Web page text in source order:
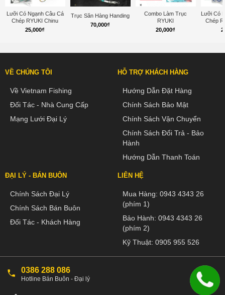
Lưỡi Có Ngạnh Câu Cá
Chép RYUKI Chinu
25,000₫
Trục Săn Hàng Handing
70,000₫
Combo Làm Trục
RYUKI
20,000₫
Lưỡi Có
Chép
VỀ CHÚNG TÔI
Về Vietnam Fishing
Đối Tác - Nhà Cung Cấp
Mạng Lưới Đại Lý
HỖ TRỢ KHÁCH HÀNG
Hướng Dẫn Đặt Hàng
Chính Sách Bảo Mật
Chính Sách Vận Chuyển
Chính Sách Đổi Trả - Bảo
Hành
Hướng Dẫn Thanh Toán
ĐẠI LÝ - BÁN BUÔN
Chính Sách Đại Lý
Chính Sách Bán Buôn
Đối Tác - Khách Hàng
LIÊN HỆ
Mua Hàng: 0943 4343 26
(phím 1)
Bảo Hành: 0943 4343 26
(phím 2)
Kỹ Thuật: 0905 955 526
0386 288 086
Hotline Bán Buôn - Đại lý